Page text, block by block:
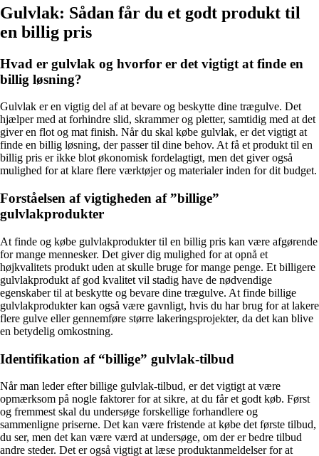
Gulvlak: Sådan får du et godt produkt til
en billig pris
Hvad er gulvlak og hvorfor er det vigtigt at finde en
billig løsning?
Gulvlak er en vigtig del af at bevare og beskytte dine trægulve. Det
hjælper med at forhindre slid, skrammer og pletter, samtidig med at det
giver en flot og mat finish. Når du skal købe gulvlak, er det vigtigt at
finde en billig løsning, der passer til dine behov. At få et produkt til en
billig pris er ikke blot økonomisk fordelagtigt, men det giver også
mulighed for at klare flere værktøjer og materialer inden for dit budget.
Forståelsen af ​​vigtigheden af ​​”billige”
gulvlakprodukter
At finde og købe gulvlakprodukter til en billig pris kan være afgørende
for mange mennesker. Det giver dig mulighed for at opnå et
højkvalitets produkt uden at skulle bruge for mange penge. Et billigere
gulvlakprodukt af god kvalitet vil stadig have de nødvendige
egenskaber til at beskytte og bevare dine trægulve. At finde billige
gulvlakprodukter kan også være gavnligt, hvis du har brug for at lakere
flere gulve eller gennemføre større lakeringsprojekter, da det kan blive
en betydelig omkostning.
Identifikation af “billige” gulvlak-tilbud
Når man leder efter billige gulvlak-tilbud, er det vigtigt at være
opmærksom på nogle faktorer for at sikre, at du får et godt køb. Først
og fremmest skal du undersøge forskellige forhandlere og
sammenligne priserne. Det kan være fristende at købe det første tilbud,
du ser, men det kan være værd at undersøge, om der er bedre tilbud
andre steder. Det er også vigtigt at læse produktanmeldelser for at